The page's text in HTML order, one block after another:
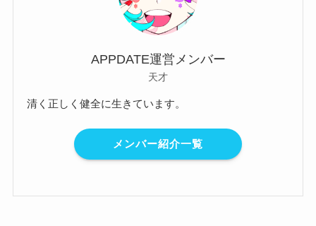
APPDATE運営メンバー
天才
清く正しく健全に生きています。
メンバー紹介一覧